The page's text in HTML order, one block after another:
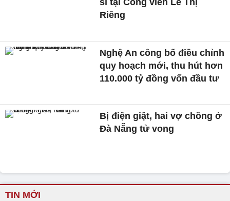
sĩ tại Công viên Lê Thị
Riêng
Nghệ An công bố điều chỉnh
quy hoạch mới, thu hút hơn
110.000 tỷ đồng vốn đầu tư
Bị điện giật, hai vợ chồng ở
Đà Nẵng tử vong
TIN MỚI